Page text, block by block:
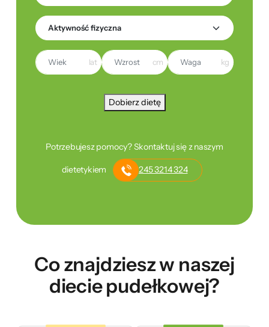
lat cm kg
Dobierz dietę
Potrzebujesz pomocy? Skontaktuj się z naszym
dietetykiem 245 3214 324
Co znajdziesz w naszej
diecie pudełkowej?